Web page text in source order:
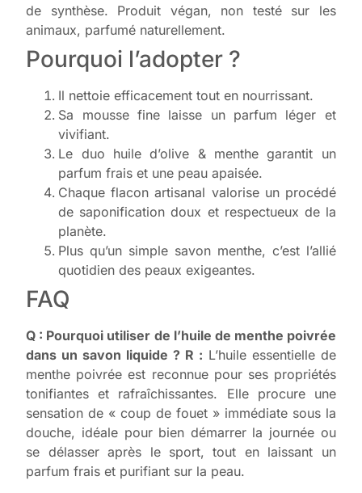
de synthèse. Produit végan, non testé sur les
animaux, parfumé naturellement.
Pourquoi l’adopter ?
Il nettoie efficacement tout en nourrissant.
Sa mousse fine laisse un parfum léger et
vivifiant.
Le duo huile d’olive & menthe garantit un
parfum frais et une peau apaisée.
Chaque flacon artisanal valorise un procédé
de saponification doux et respectueux de la
planète.
Plus qu’un simple savon menthe, c’est l’allié
quotidien des peaux exigeantes.
FAQ
Q : Pourquoi utiliser de l’huile de menthe poivrée
dans un savon liquide ? R : L’huile essentielle de
menthe poivrée est reconnue pour ses propriétés
tonifiantes et rafraîchissantes. Elle procure une
sensation de « coup de fouet » immédiate sous la
douche, idéale pour bien démarrer la journée ou
se délasser après le sport, tout en laissant un
parfum frais et purifiant sur la peau.